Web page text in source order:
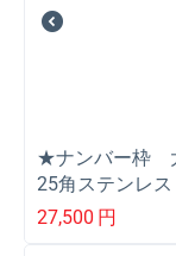
★ナンバー枠
25角ステンレス
27,500 円